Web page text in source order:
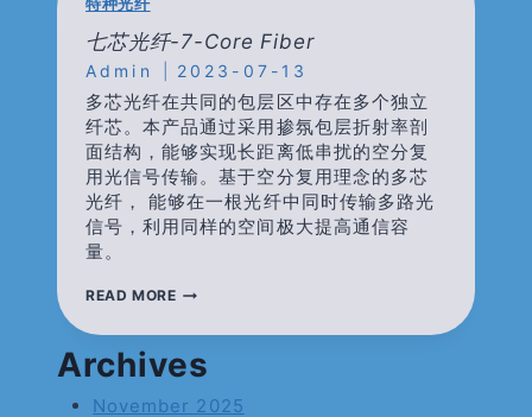
七芯光纤-7-Core Fiber
Admin 2023-07-13
多芯光纤在共同的包层区中存在多个独立
纤芯。本产品通过采用掺氛包层折射率剖
面结构，能够实现长距离低串扰的空分复
用光信号传输。基于空分复用理念的多芯
光纤， 能够在一根光纤中同时传输多路光
信号，利用同样的空间极大提高通信容
量。
READ MORE七
光
CORE
Archives
November 2025